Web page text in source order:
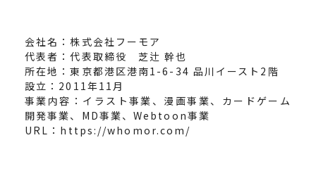
会社名：株式会社フーモア
代表者：代表取締役 芝辻 幹也
所在地：東京都港区港南1-6-34 品川イースト2階
設立：2011年11月
事業内容：イラスト事業、漫画事業、カードゲーム
開発事業、MD事業、Webtoon事業
URL： https://whomor.com/